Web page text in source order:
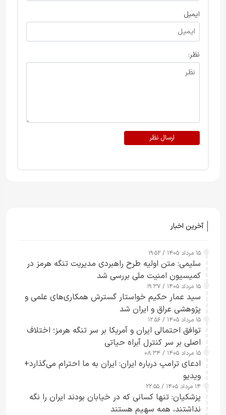
ایمیل
نظر:
ارسال نظر
آخرین اخبار
۱۵ مرداد ۱۴۰۵ / ۱۹:۵۲
سلیمی: متن اولیه طرح راهبردی مدیریت تنگه هرمز در
کمیسیون امنیت ملی بررسی شد
۱۵ مرداد ۱۴۰۵ / ۱۹:۳۷
سید عمار حکیم خواستار گسترش همکاری‌های علمی و
پژوهشی عراق و ایران شد
۱۵ مرداد ۱۴۰۵ / ۱۲:۵۶
توافق احتمالی ایران و آمریکا بر سر تنگه هرمز؛ اختلاف
اصلی بر سر کنترل آبراه حیاتی
۱۵ مرداد ۱۴۰۵ / ۰۸:۳۴
ادعای ترامپ درباره ایران: ایران به ما احترام می‌گذارد+
ویدیو
۱۴ مرداد ۱۴۰۵ / ۲۲:۵۵
پزشکیان: تنها کسانی که در خیابان بودند ایران را نگه
نداشتند، همه سهیم هستند